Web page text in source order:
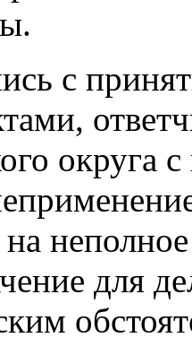
с
округа
неполное
для